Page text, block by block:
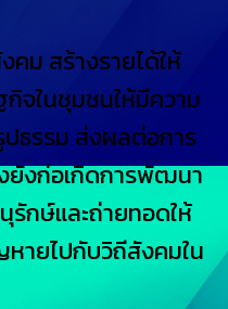
ม สร้างรายได้ให้
จในชุมชนให้มีความ
ธรรม ส่งผลต่อการ
งก่อเกิดการพัฒนา
กษ์และถ่ายทอดให้
ายไปกับวิถีสังคมใน